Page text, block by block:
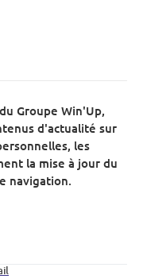
Groupe Win'Up,
d'actualité sur
les
la mise à jour du
navigation.